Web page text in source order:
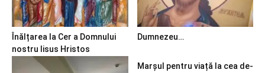
Înălțarea la Cer a Domnului
nostru Iisus Hristos
Dumnezeu…
Marșul pentru viață la cea de-